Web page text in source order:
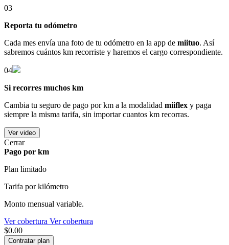
03
Reporta tu odómetro
Cada mes envía una foto de tu odómetro en la app de miituo. Así
sabremos cuántos km recorriste y haremos el cargo correspondiente.
04
Si recorres muchos km
Cambia tu seguro de pago por km a la modalidad miiflex y paga
siempre la misma tarifa, sin importar cuantos km recorras.
Ver video
Cerrar
Pago por km
Plan limitado
Tarifa por kilómetro
Monto mensual variable.
Ver cobertura Ver cobertura
$0.00
Contratar plan